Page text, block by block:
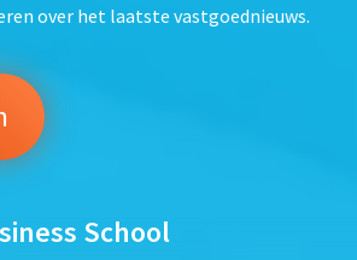
over het laatste vastgoednieuws.
School